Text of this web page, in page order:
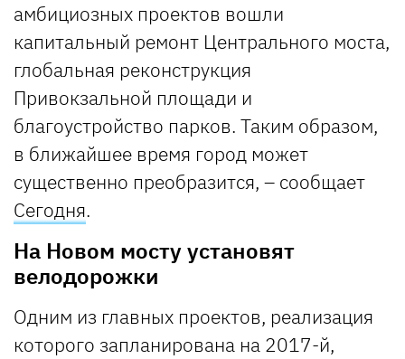
амбициозных проектов вошли
капитальный ремонт Центрального моста,
глобальная реконструкция
Привокзальной площади и
благоустройство парков. Таким образом,
в ближайшее время город может
существенно преобразится, – сообщает
Сегодня.
На Новом мосту установят
велодорожки
Одним из главных проектов, реализация
которого запланирована на 2017-й,